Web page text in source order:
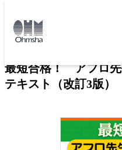
トップ
最短合格！ アフロ先
テキスト（改訂3版）